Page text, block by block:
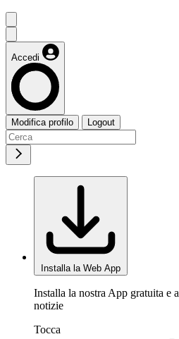
Accedi
Modifica profilo Logout
Installa la Web App
Installa la nostra App gratuita e
notizie
Tocca